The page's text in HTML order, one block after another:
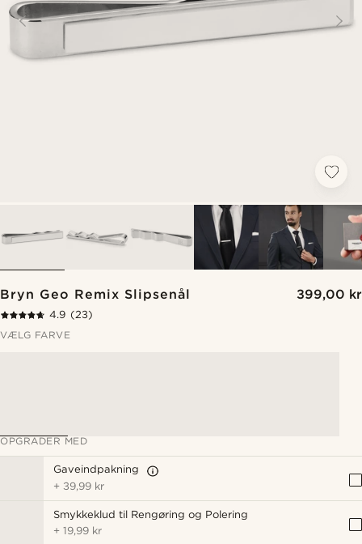
Bryn Geo Remix Slipsenål 399,00 kr
4.9 (23)
VÆLG FARVE
OPGRADER MED
Gaveindpakning
+ 39,99 kr
Smykkeklud til Rengøring og Polering
+19,99 kr